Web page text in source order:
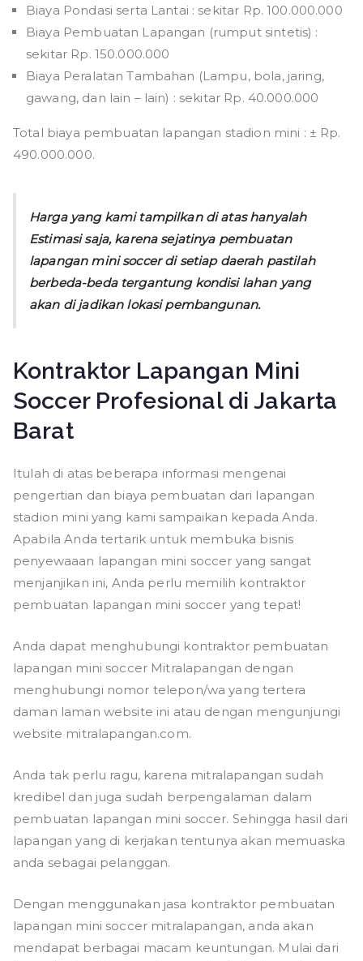
Biaya Pondasi serta Lantai : sekitar Rp. 100.000.000
Biaya Pembuatan Lapangan (rumput sintetis) :
sekitar Rp. 150.000.000
Biaya Peralatan Tambahan (Lampu, bola, jaring,
gawang, dan lain – lain) : sekitar Rp. 40.000.000
Total biaya pembuatan lapangan stadion mini : ± Rp.
490.000.000.
Harga yang kami tampilkan di atas hanyalah
Estimasi saja, karena sejatinya pembuatan
lapangan mini soccer di setiap daerah pastilah
berbeda-beda tergantung kondisi lahan yang
akan di jadikan lokasi pembangunan.
Kontraktor Lapangan Mini
Soccer Profesional di Jakarta
Barat
Itulah di atas beberapa informasi mengenai
pengertian dan biaya pembuatan dari lapangan
stadion mini yang kami sampaikan kepada Anda.
Apabila Anda tertarik untuk membuka bisnis
penyewaaan lapangan mini soccer yang sangat
menjanjikan ini, Anda perlu memilih kontraktor
pembuatan lapangan mini soccer yang tepat!
Anda dapat menghubungi kontraktor pembuatan
lapangan mini soccer Mitralapangan dengan
menghubungi nomor telepon/wa yang tertera
daman laman website ini atau dengan mengunjungi
website mitralapangan.com.
Anda tak perlu ragu, karena mitralapangan sudah
kredibel dan juga sudah berpengalaman dalam
pembuatan lapangan mini soccer. Sehingga hasil dari
lapangan yang di kerjakan tentunya akan memuaska
anda sebagai pelanggan.
Dengan menggunakan jasa kontraktor pembuatan
lapangan mini soccer mitralapangan, anda akan
mendapat berbagai macam keuntungan. Mulai dari